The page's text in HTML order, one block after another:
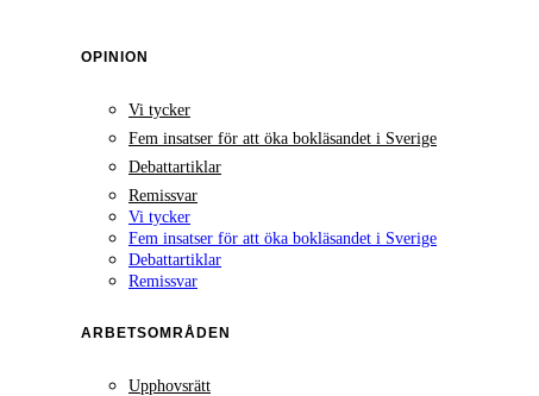
OPINION
Vi tycker
Fem insatser för att öka bokläsandet i Sverige
Debattartiklar
Remissvar
Vi tycker
Fem insatser för att öka bokläsandet i Sverige
Debattartiklar
Remissvar
ARBETSOMRÅDEN
Upphovsrätt